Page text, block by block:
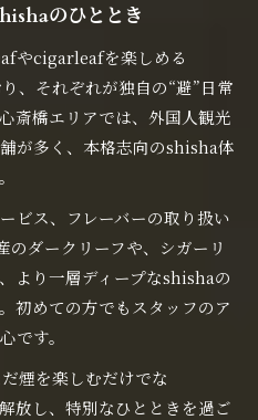
のひととき
やcigarleafを楽しめる
、それぞれが独自の“避”日常
斎橋エリアでは、外国人観光
が多く、本格志向のshisha体
ビス、フレーバーの取り扱い
ダークリーフや、シガーリ
より一層ディープなshishaの
初めての方でもスタッフのア
です。
煙を楽しむだけでな
放し、特別なひとときを過ご